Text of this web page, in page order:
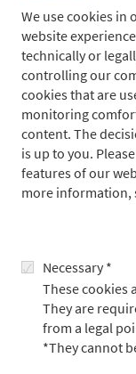
We use cookies in
website
technically or
controlling our
cookies that are
monitoring
content. The
is up to you.
features of our
more information,
Necessary *
These cookies
They are
from a legal
*They cannot
geprägten Allianz
sieben Mitglieder
Allianz die Treue.
die zentrale Rolle,
institutionelle
Auswertung von
weltweit größten
Übereinstimmung
Integration, der
entscheidungen
Immer mehr
Ziele gemäß Science